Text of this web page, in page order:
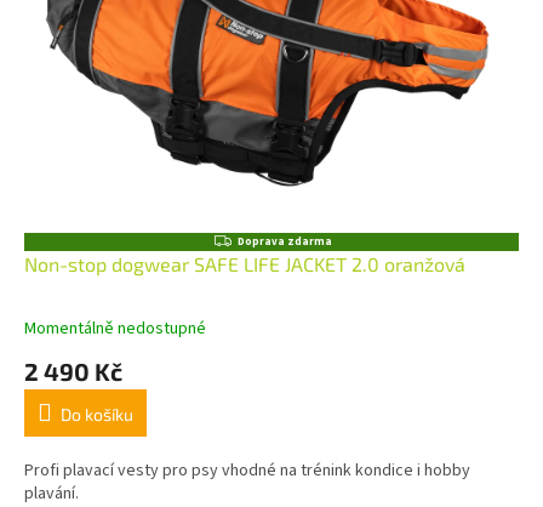
Z
D
A
Doprava zdarma
Non-stop dogwear SAFE LIFE JACKET 2.0 oranžová
Momentálně nedostupné
2 490 Kč
Do košíku
Profi plavací vesty pro psy vhodné na trénink kondice i hobby
plavání.